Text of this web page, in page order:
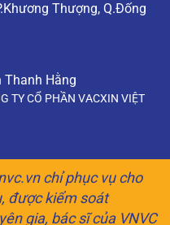
Thượng, Q.Đống
Thanh Hằng
TY CỔ PHẦN VACXIN VIỆT
chỉ phục vụ cho
được kiểm soát
gia, bác sĩ của VNVC